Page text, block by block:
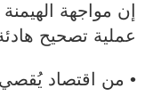
إن مواجهة
عملية تصحيح
• من اقتصاد يُقصي